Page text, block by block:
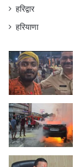
हरिद्वार
हरियाणा